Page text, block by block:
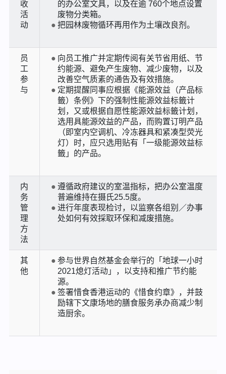
收
活
动
的办公室文具，以及在逾 760个地点设置
废物分类箱。
把园林废物循环再用作为土壤改良剂。
员
工
参
与
向员工推广并定期传阅有关节省用纸、节
约能源、避免产生废物、减少废物，以及
改善空气质素的通告及有效措施。
定期提醒同事应根据《能源效益（产品标
籤）条例》下的强制性能源效益标籤计
划，又或根据自愿性能源效益标籤计划，
选用具能源效益的产品，而购置订明产品
（即室内空调机、冷冻器具和紧凑型荧光
灯）时，应只选用贴有「一级能源效益标
籤」的产品。
内
务
管
理
方
法
遵循政府建议的室温指标，把办公室温度
普遍维持在摄氏25.5度。
进行年度表现检讨，以监察各组别／办事
处如何有效採取环保和减废措施。
其
他
参与世界自然基金会举行的「地球一小时
2021熄灯活动」，以支持和推广节约能
源。
签署惜食香港运动的《惜食约章》，并鼓
励辖下文康场地的膳食服务承办商减少制
造厨余。